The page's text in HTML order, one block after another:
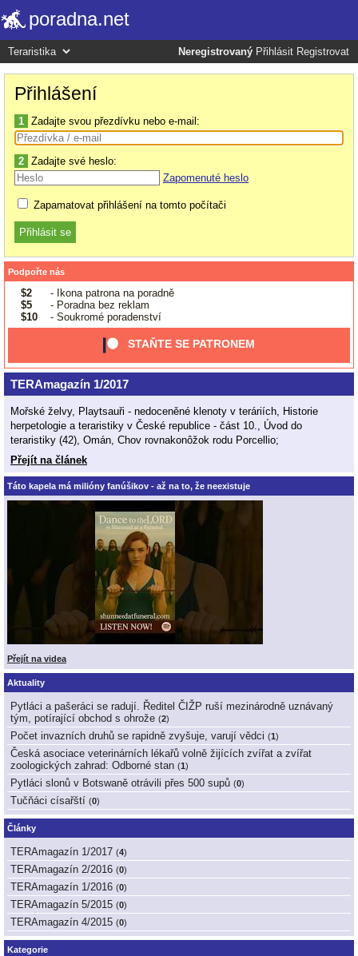
poradna.net
Neregistrovaný Přihlásit Registrovat
Přihlášení
1 Zadajte svou přezdívku nebo e-mail:
2 Zadajte své heslo:
Zapomenuté heslo
Zapamatovat přihlášení na tomto počítači
Podpořte nás
$2
- Ikona patrona na poradně
$5
- Poradna bez reklam
$10
- Soukromé poradenství
STAŇTE SE PATRONEM
TERAmagazín 1/2017
Mořské želvy, Playtsauři - nedoceněné klenoty v teráriích, Historie
herpetologie a teraristiky v České republice - část 10., Úvod do
teraristiky (42), Omán, Chov rovnakonôžok rodu Porcellio;
Přejít na článek
Táto kapela má milióny fanúšikov - až na to, že neexistuje
Přejít na videa
Aktuality
Pytláci a pašeráci se radují. Ředitel ČIŽP ruší mezinárodně uznávaný
tým, potírající obchod s ohrože (2)
Počet invazních druhů se rapidně zvyšuje, varují vědci (1)
Česká asociace veterinárních lékařů volně žijících zvířat a zvířat
zoologických zahrad: Odborné stan (1)
Pytláci slonů v Botswaně otrávili přes 500 supů (0)
Tučňáci císařští (0)
Články
TERAmagazín 1/2017 (4)
TERAmagazín 2/2016 (0)
TERAmagazín 1/2016 (0)
TERAmagazín 5/2015 (0)
TERAmagazín 4/2015 (0)
Kategorie